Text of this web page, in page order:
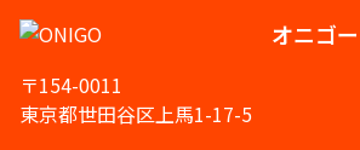
オニゴー
〒154-0011
東京都世田谷区上馬1-17-5